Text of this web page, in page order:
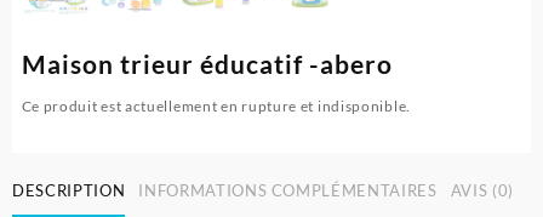
Maison trieur éducatif -abero
Ce produit est actuellement en rupture et indisponible.
DESCRIPTION INFORMATIONS COMPLÉMENTAIRES AVIS (0)